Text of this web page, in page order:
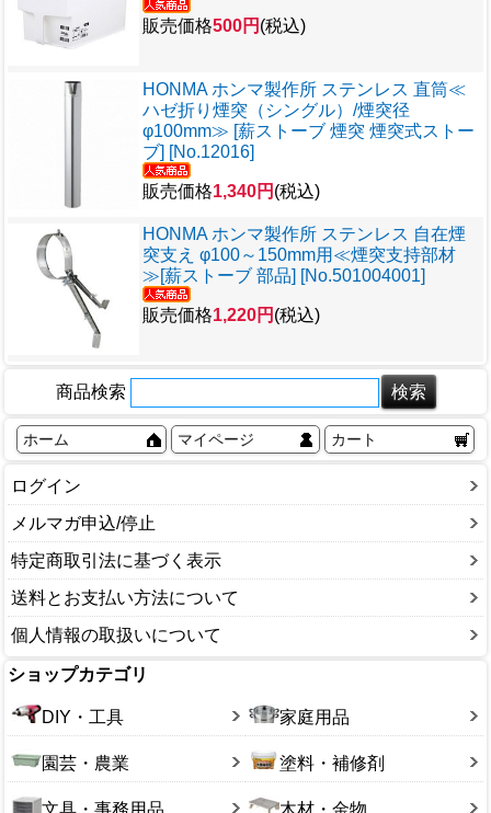
販売価格500円 (税込)
HONMA ホンマ製作所 ステンレス 直筒≪
ハゼ折り煙突（シングル）/煙突径
φ100mm≫ [薪ストーブ 煙突 煙突式ストー
ブ] [No.12016]
販売価格1,340円 (税込)
HONMA ホンマ製作所 ステンレス 自在煙
突支え φ100～150mm用≪煙突支持部材
≫[薪ストーブ 部品] [No.501004001]
販売価格1,220円 (税込)
商品検索
ホーム マイページ カート
ログイン
メルマガ申込/停止
特定商取引法に基づく表示
送料とお支払い方法について
個人情報の取扱いについて
ショップカテゴリ
DIY・工具 家庭用品
園芸・農業 塗料・補修剤